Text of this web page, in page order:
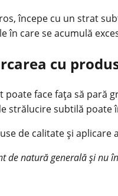
începe cu un strat
în care se acumulă
cu
poate face fața să pară
strălucire subtilă
de calitate și
de natură generală și nu